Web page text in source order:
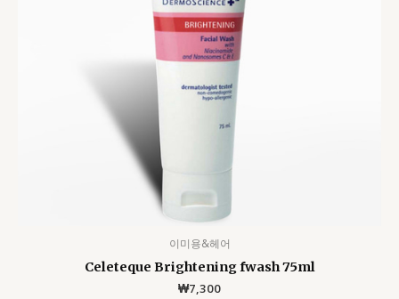
이미용&헤어
Celeteque Brightening fwash 75ml
₩7,300